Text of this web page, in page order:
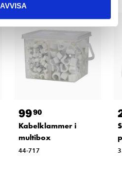
AVVISA
9990
Kabelklammer i
multibox
44-717